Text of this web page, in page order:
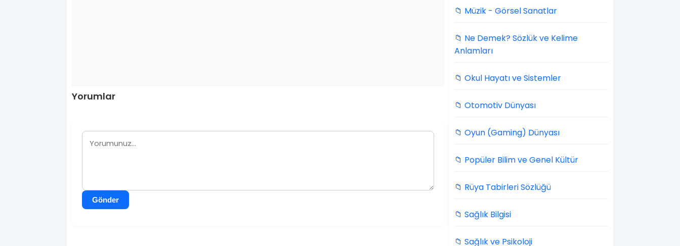
Yorumlar
Gönder
📁 Müzik - Görsel Sanatlar
📁 Ne Demek? Sözlük ve Kelime
Anlamları
📁 Okul Hayatı ve Sistemler
📁 Otomotiv Dünyası
📁 Oyun (Gaming) Dünyası
📁 Popüler Bilim ve Genel Kültür
📁 Rüya Tabirleri Sözlüğü
📁 Sağlık Bilgisi
📁 Sağlık ve Psikoloji